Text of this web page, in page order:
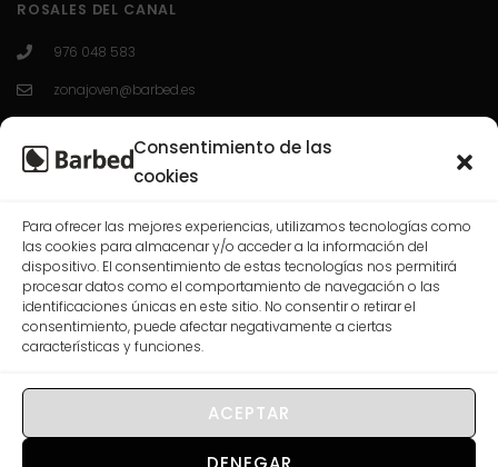
Consentimiento de las
cookies
Para ofrecer las mejores experiencias, utilizamos tecnologías como
las cookies para almacenar y/o acceder a la información del
dispositivo. El consentimiento de estas tecnologías nos permitirá
procesar datos como el comportamiento de navegación o las
identificaciones únicas en este sitio. No consentir o retirar el
consentimiento, puede afectar negativamente a ciertas
características y funciones.
ACEPTAR
ROSALES DEL CANAL
976 048 583
zonajoven@barbed.es
L-V 10:00-13:30 / 16:30-20:00
CASABLANCA
976 568 074
correo@barbed.es
L-V 10:00-13:30 / 16:30-20:00